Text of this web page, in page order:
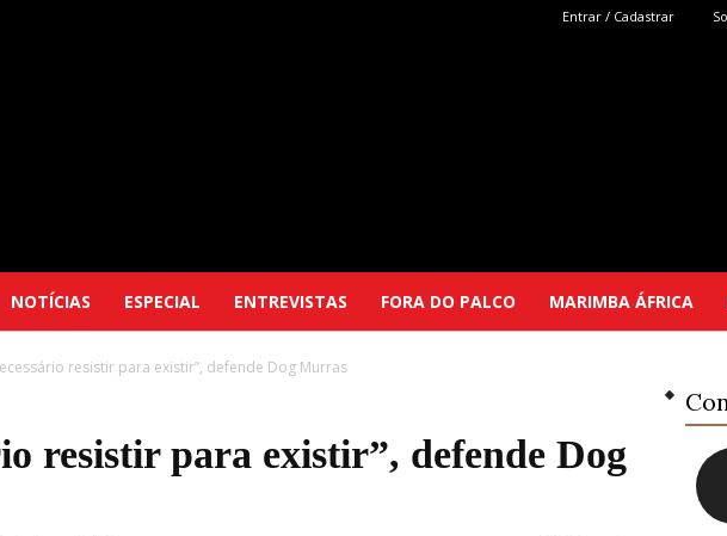
Entrar / Cadastrar
NOTÍCIAS ESPECIAL ENTREVISTAS FORA DO PALCO MARIMBA ÁFRICA
resistir para existir”, defende Dog Murras
resistir para existir”, defende Dog